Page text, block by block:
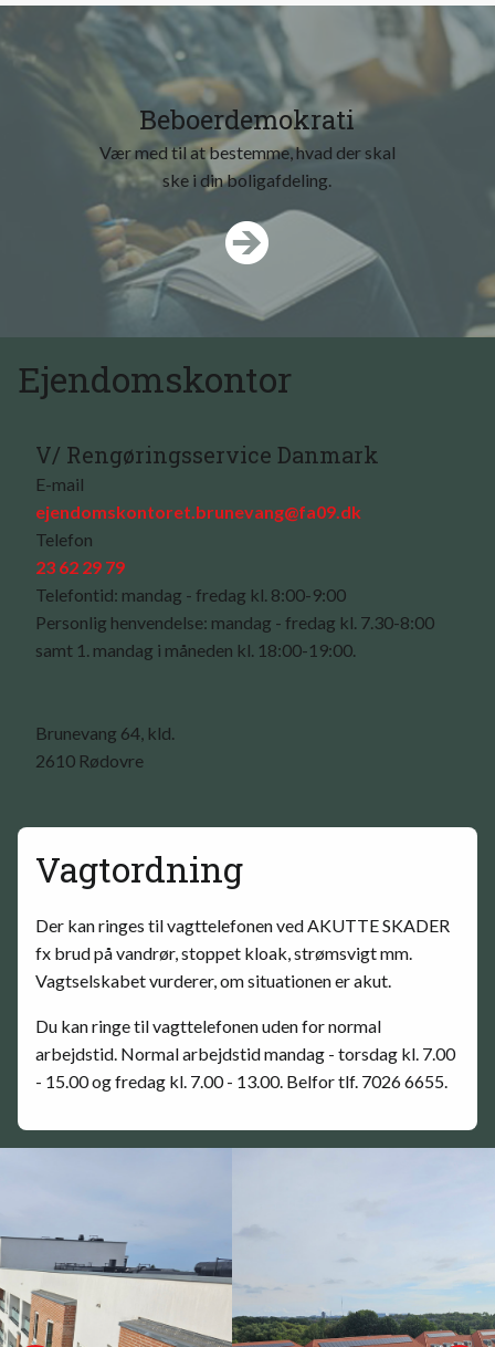
Beboerdemokrati
Vær med til at bestemme, hvad der skal
ske i din boligafdeling.
Ejendomskontor
V/ Rengøringsservice Danmark
E-mail
ejendomskontoret.brunevang@fa09.dk
Telefon
23 62 29 79
Telefontid: mandag - fredag kl. 8:00-9:00
Personlig henvendelse: mandag - fredag kl. 7.30-8:00
samt 1. mandag i måneden kl. 18:00-19:00.
Brunevang 64, kld.
2610 Rødovre
Vagtordning
Der kan ringes til vagttelefonen ved AKUTTE SKADER
fx brud på vandrør, stoppet kloak, strømsvigt mm.
Vagtselskabet vurderer, om situationen er akut.
Du kan ringe til vagttelefonen uden for normal
arbejdstid. Normal arbejdstid mandag - torsdag kl. 7.00
- 15.00 og fredag kl. 7.00 - 13.00. Belfor tlf. 7026 6655.